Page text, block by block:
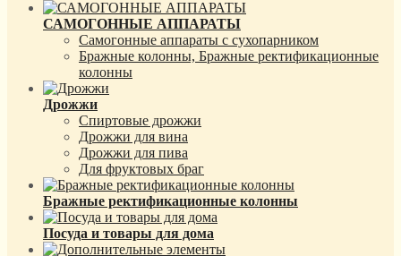
САМОГОННЫЕ АППАРАТЫ
Самогонные аппараты с сухопарником
Бражные колонны, Бражные ректификационные
колонны
Дрожжи
Спиртовые дрожжи
Дрожжи для вина
Дрожжи для пива
Для фруктовых браг
Бражные ректификационные колонны
Посуда и товары для дома